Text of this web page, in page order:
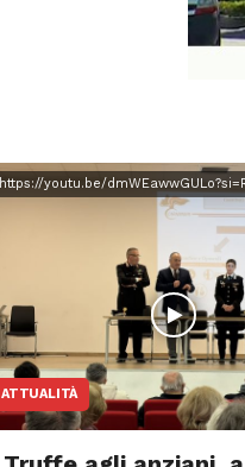
https://youtu.be/
ATTUALITÀ